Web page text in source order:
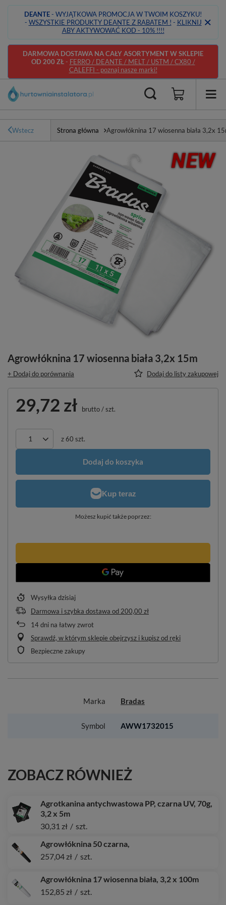
DEANTE- WYJĄTKOWA PROMOCJA W TWOIM KOSZYKU!
- WSZYSTKIE PRODUKTY DEANTE Z RABATEM ! - KLIKNIJ
ABY AKTYWOWAĆ KOD - 10% !!!!
DARMOWA DOSTAWA NA CAŁY ASORTYMENT W SKLEPIE
OD 200 ZŁ- FERRO / DEANTE / MELT / USTM / CX80 /
CALEFFI - poznaj nasze marki!
Wstecz Strona główna Agrowłóknina 17 wiosenna biała 3,2x
Agrowłóknina 17 wiosenna biała 3,2x 15m
+ Dodaj do porównania Dodaj do listy zakupowej
29,72 zł brutto/szt.
z60 szt.
Dodaj do koszyka
Możesz kupić także poprzez:
Wysyłka dzisiaj
Darmowa i szybka dostawa od 200,00 zł
14dni na łatwy zwrot
Sprawdź, w którym sklepie obejrzysz i kupisz od ręki
Bezpieczne zakupy
Marka Bradas
Symbol AWW1732015
ZOBACZ RÓWNIEŻ
Agrotkanina antychwastowa PP, czarna UV, 70g,
3,2 x 5m
30,31 zł / szt.
Agrowłóknina 50 czarna,
257,04 zł / szt.
Agrowłóknina 17 wiosenna biała, 3,2 x 100m
152,85 zł / szt.